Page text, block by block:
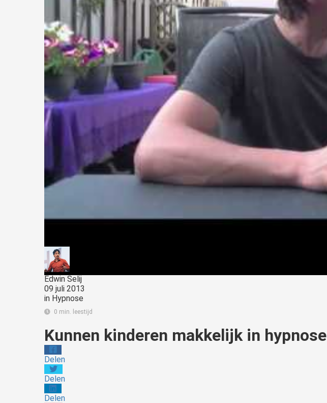
Edwin Selij
09 juli 2013
in Hypnose
0 min. leestijd
Kunnen kinderen makkelijk in hypnose
Delen
Delen
Delen